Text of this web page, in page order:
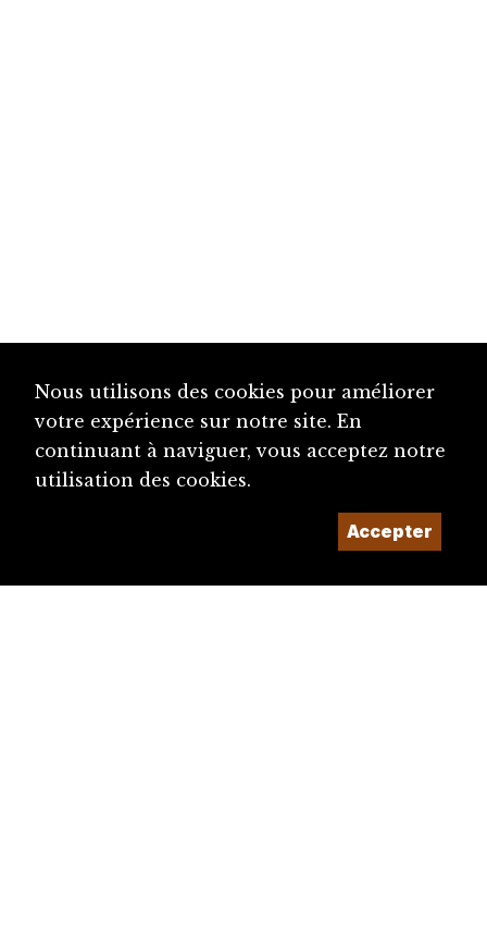
Nous utilisons des cookies pour améliorer
votre expérience sur notre site. En
continuant à naviguer, vous acceptez notre
utilisation des cookies.
Accepter